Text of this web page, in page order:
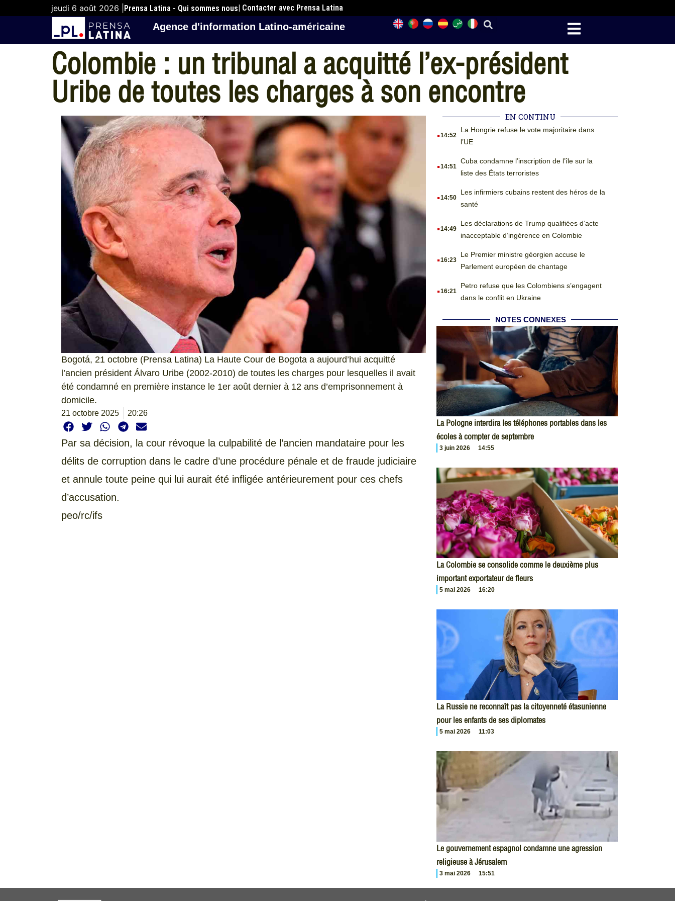
jeudi 6 août 2026 | Prensa Latina - Qui sommes nous| Contacter avec Prensa Latina
Agence d'information Latino-américaine
Colombie : un tribunal a acquitté l’ex-président
Uribe de toutes les charges à son encontre
Bogotá, 21 octobre (Prensa Latina) La Haute Cour de Bogota a aujourd’hui acquitté
l’ancien président Álvaro Uribe (2002-2010) de toutes les charges pour lesquelles il avait
été condamné en première instance le 1er août dernier à 12 ans d’emprisonnement à
domicile.
21 octobre 2025 20:26
Par sa décision, la cour révoque la culpabilité de l’ancien mandataire pour les
délits de corruption dans le cadre d’une procédure pénale et de fraude judiciaire
et annule toute peine qui lui aurait été infligée antérieurement pour ces chefs
d’accusation.
peo/rc/ifs
EN CONTINU
.14:52
La Hongrie refuse le vote majoritaire dans
l’UE
.14:51
Cuba condamne l’inscription de l’île sur la
liste des États terroristes
.14:50
Les infirmiers cubains restent des héros de la
santé
.14:49
Les déclarations de Trump qualifiées d’acte
inacceptable d’ingérence en Colombie
.16:23
Le Premier ministre géorgien accuse le
Parlement européen de chantage
.16:21
Petro refuse que les Colombiens s’engagent
dans le conflit en Ukraine
NOTES CONNEXES
La Pologne interdira les téléphones portables dans les
écoles à compter de septembre
3 juin 2026 14:55
La Colombie se consolide comme le deuxième plus
important exportateur de fleurs
5 mai 2026 16:20
La Russie ne reconnaît pas la citoyenneté étasunienne
pour les enfants de ses diplomates
5 mai 2026 11:03
Le gouvernement espagnol condamne une agression
religieuse à Jérusalem
3 mai 2026 15:51